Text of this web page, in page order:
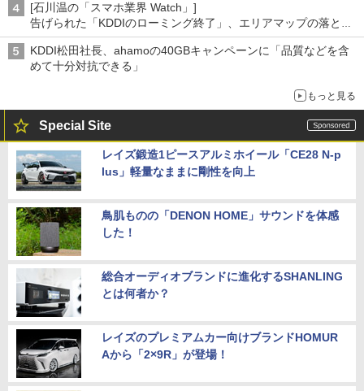
[石川温の「スマホ業界 Watch」]
告げられた「KDDIのローミング終了」、エリアマップの落とし
穴と楽天モバイルの課題
KDDI松田社長、ahamoの40GBキャンペーンに「品質などを含
めて十分対抗できる」
もっと見る
Special Site
レイズ鍛造1ピースアルミホイール「CE28 N-p
lus」軽量なままに剛性を向上
鳥肌ものの「DENON HOME」サウンドを体感
した！
総合オーディオブランドに進化するSHANLING
とは何者か？
レイズのプレミアムカー向けブランドHOMUR
Aから「2×9R」が登場！